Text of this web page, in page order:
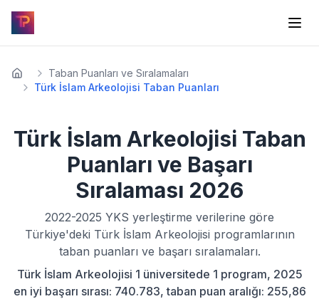
Taban Puanları ve Sıralamaları
Türk İslam Arkeolojisi Taban Puanları
Türk İslam Arkeolojisi Taban
Puanları ve Başarı
Sıralaması 2026
2022-2025 YKS yerleştirme verilerine göre
Türkiye'deki Türk İslam Arkeolojisi programlarının
taban puanları ve başarı sıralamaları.
Türk İslam Arkeolojisi 1 üniversitede 1 program, 2025
en iyi başarı sırası: 740.783, taban puan aralığı: 255,86